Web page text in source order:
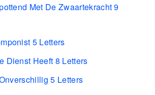
Met De Zwaartekracht 9
5 Letters
Dienst Heeft 8 Letters
5 Letters